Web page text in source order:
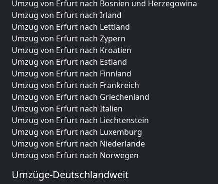
Umzug von Erfurt nach Bosnien und Herzegowina
Umzug von Erfurt nach Irland
Umzug von Erfurt nach Lettland
Umzug von Erfurt nach Zypern
Umzug von Erfurt nach Kroatien
Umzug von Erfurt nach Estland
Umzug von Erfurt nach Finnland
Umzug von Erfurt nach Frankreich
Umzug von Erfurt nach Griechenland
Umzug von Erfurt nach Italien
Umzug von Erfurt nach Liechtenstein
Umzug von Erfurt nach Luxemburg
Umzug von Erfurt nach Niederlande
Umzug von Erfurt nach Norwegen
Umzüge-Deutschlandweit